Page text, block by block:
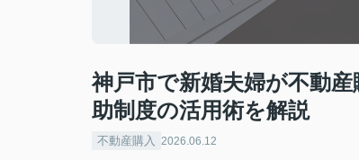
神戸市で新婚夫婦が不動
助制度の活用術を解説
不動産購入 2026.06.12